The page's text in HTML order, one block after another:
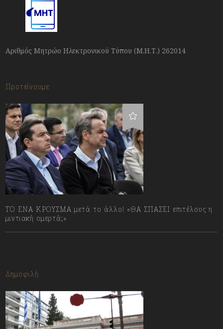
Αριθμός Μητρώο Ηλεκτρονικού Τύπου (Μ.Η.Τ.) 262014
Προτείνουμε
ΤΟ ΕΝΑ ΚΡΟΥΣΜΑ μετά το άλλο! «ΘΑ ΣΠΑΣΕΙ επιτέλους η
μιντιακή ομερτά;»
Δημοφιλή